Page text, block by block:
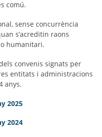
comú.
sense concurrència
s’acreditin raons
humanitari.
convenis signats per
entitats i administracions
anys.
2025
2024